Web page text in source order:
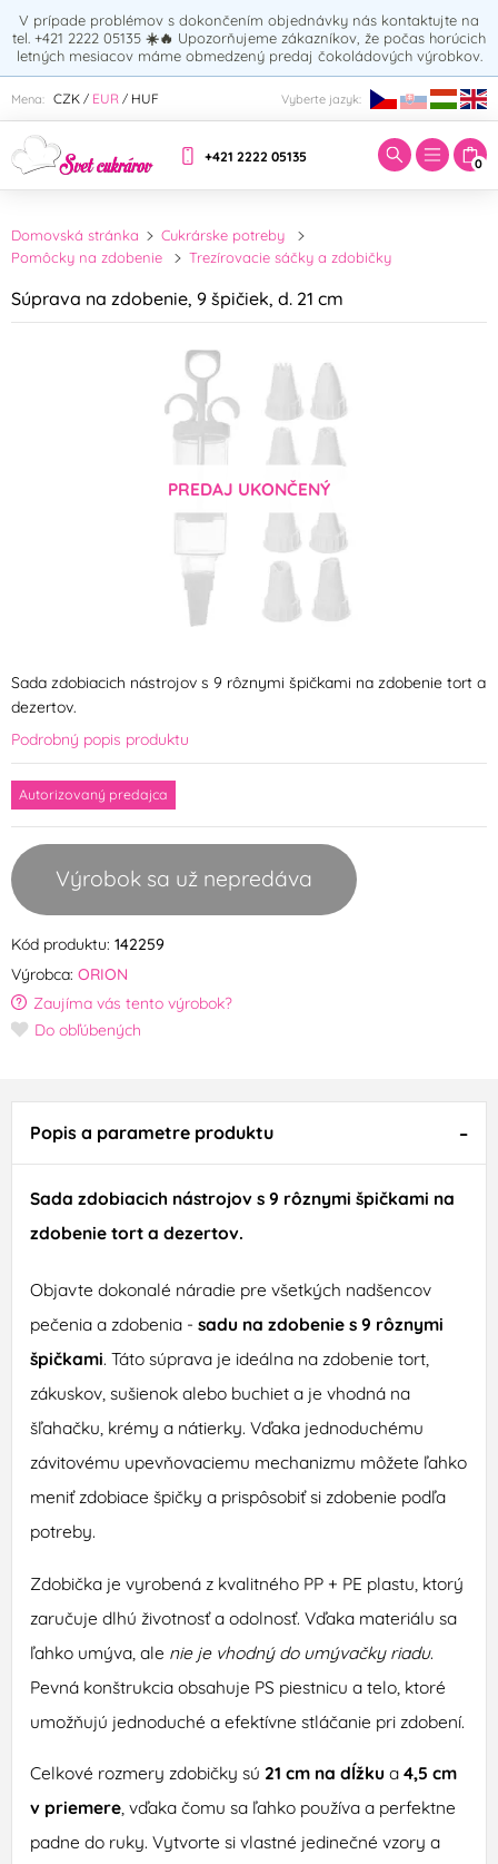
V prípade problémov s dokončením objednávky nás kontaktujte na
tel. +421 2222 05135 ☀️🔥 Upozorňujeme zákazníkov, že počas horúcich
letných mesiacov máme obmedzený predaj čokoládových výrobkov.
Mena: CZK / EUR / HUF Vyberte jazyk:
+421 2222 05135 0
Zadajte hľadaný výraz:
Domovská stránka
Cukrárske potreby
Pomôcky na zdobenie
Trezírovacie sáčky a zdobičky
Súprava na zdobenie, 9 špičiek, d. 21 cm
PREDAJ UKONČENÝ
Sada zdobiacich nástrojov s 9 rôznymi špičkami na zdobenie tort a
dezertov.
Podrobný popis produktu
Autorizovaný predajca
Výrobok sa už nepredáva
Kód produktu: 142259
Výrobca: ORION
Zaujíma vás tento výrobok?
Do obľúbených
Popis a parametre produktu
Sada zdobiacich nástrojov s 9 rôznymi špičkami na
zdobenie tort a dezertov.
Objavte dokonalé náradie pre všetkých nadšencov
pečenia a zdobenia - sadu na zdobenie s 9 rôznymi
špičkami. Táto súprava je ideálna na zdobenie tort,
zákuskov, sušienok alebo buchiet a je vhodná na
šľahačku, krémy a nátierky. Vďaka jednoduchému
závitovému upevňovaciemu mechanizmu môžete ľahko
meniť zdobiace špičky a prispôsobiť si zdobenie podľa
potreby.
Zdobička je vyrobená z kvalitného PP + PE plastu, ktorý
zaručuje dlhú životnosť a odolnosť. Vďaka materiálu sa
ľahko umýva, ale nie je vhodný do umývačky riadu.
Pevná konštrukcia obsahuje PS piestnicu a telo, ktoré
umožňujú jednoduché a efektívne stláčanie pri zdobení.
Celkové rozmery zdobičky sú 21 cm na dĺžkua 4,5 cm
v priemere, vďaka čomu sa ľahko používa a perfektne
padne do ruky. Vytvorte si vlastné jedinečné vzory a